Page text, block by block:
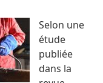
Selon une
étude
publiée
dans la